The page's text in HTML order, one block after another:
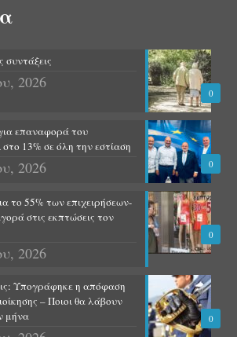
0
συντάξεις
2026
0
επαναφορά του
13% σε όλη την εστίαση
2026
0
το 55% των επιχειρήσεων-
στις εκπτώσεις τον
2026
0
Υπογράφηκε η απόφαση
– Ποιοι θα λάβουν
μήνα